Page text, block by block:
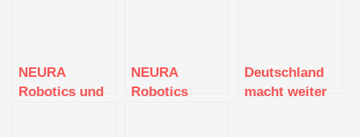
NEURA
Robotics und
NEURA
Robotics
Deutschland
macht weiter